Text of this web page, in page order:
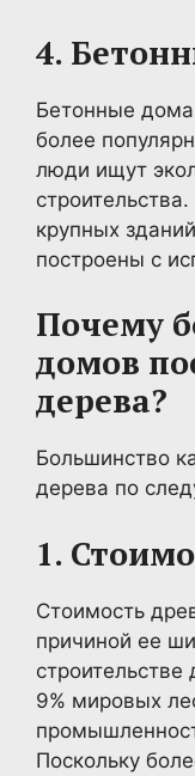
4.
Бетонные дома
более
люди ищут
крупных
построены с
Почему
домов
дерева?
Большинство
дерева по
1.
Стоимость
причиной ее
9% мировых
Поскольку